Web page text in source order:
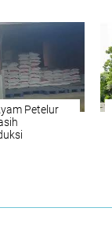
Petelur